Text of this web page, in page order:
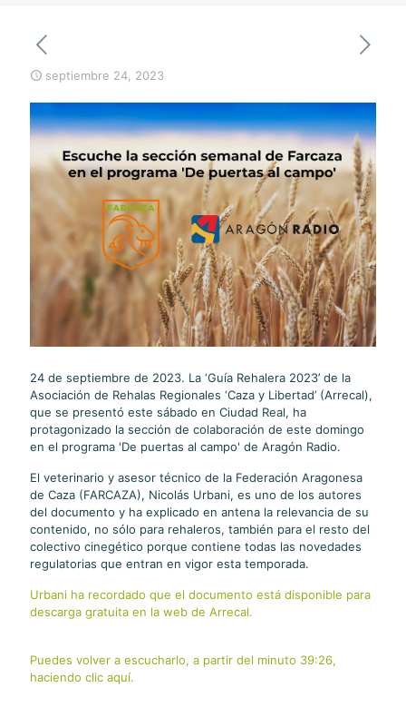
septiembre 24, 2023
24 de septiembre de 2023. La ‘Guía Rehalera 2023’ de la
Asociación de Rehalas Regionales ‘Caza y Libertad’ (Arrecal),
que se presentó este sábado en Ciudad Real, ha
protagonizado la sección de colaboración de este domingo
en el programa 'De puertas al campo' de Aragón Radio.
El veterinario y asesor técnico de la Federación Aragonesa
de Caza (FARCAZA), Nicolás Urbani, es uno de los autores
del documento y ha explicado en antena la relevancia de su
contenido, no sólo para rehaleros, también para el resto del
colectivo cinegético porque contiene todas las novedades
regulatorias que entran en vigor esta temporada.
Urbani ha recordado que el documento está disponible para
descarga gratuita en la web de Arrecal.
Puedes volver a escucharlo, a partir del minuto 39:26,
haciendo clic aquí.